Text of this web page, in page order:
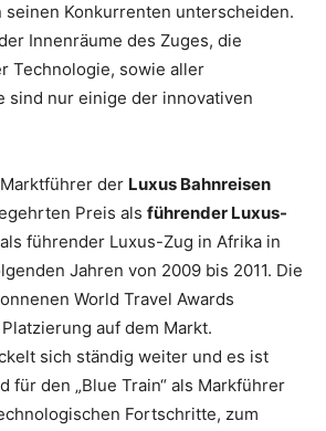
Konkurrenten unterscheiden.
Innenräume des Zuges, die
Technologie, sowie aller
sind nur einige der innovativen
der Luxus Bahnreisen
Preis als führender Luxus-
führender Luxus-Zug in Afrika in
Jahren von 2009 bis 2011. Die
World Travel Awards
auf dem Markt.
sich ständig weiter und es ist
für den „Blue Train“ als Markführer
Fortschritte, zum